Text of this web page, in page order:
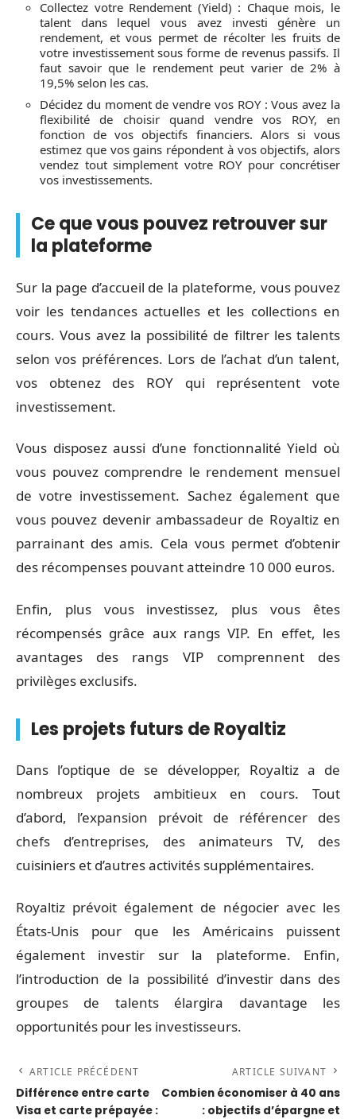
Collectez votre Rendement (Yield) : Chaque mois, le
talent dans lequel vous avez investi génère un
rendement, et vous permet de récolter les fruits de
votre investissement sous forme de revenus passifs. Il
faut savoir que le rendement peut varier de 2% à
19,5% selon les cas.
Décidez du moment de vendre vos ROY : Vous avez la
flexibilité de choisir quand vendre vos ROY, en
fonction de vos objectifs financiers. Alors si vous
estimez que vos gains répondent à vos objectifs, alors
vendez tout simplement votre ROY pour concrétiser
vos investissements.
Ce que vous pouvez retrouver sur
la plateforme
Sur la page d’accueil de la plateforme, vous pouvez
voir les tendances actuelles et les collections en
cours. Vous avez la possibilité de filtrer les talents
selon vos préférences. Lors de l’achat d’un talent,
vos obtenez des ROY qui représentent vote
investissement.
Vous disposez aussi d’une fonctionnalité Yield où
vous pouvez comprendre le rendement mensuel
de votre investissement. Sachez également que
vous pouvez devenir ambassadeur de Royaltiz en
parrainant des amis. Cela vous permet d’obtenir
des récompenses pouvant atteindre 10 000 euros.
Enfin, plus vous investissez, plus vous êtes
récompensés grâce aux rangs VIP. En effet, les
avantages des rangs VIP comprennent des
privilèges exclusifs.
Les projets futurs de Royaltiz
Dans l’optique de se développer, Royaltiz a de
nombreux projets ambitieux en cours. Tout
d’abord, l’expansion prévoit de référencer des
chefs d’entreprises, des animateurs TV, des
cuisiniers et d’autres activités supplémentaires.
Royaltiz prévoit également de négocier avec les
États-Unis pour que les Américains puissent
également investir sur la plateforme. Enfin,
l’introduction de la possibilité d’investir dans des
groupes de talents élargira davantage les
opportunités pour les investisseurs.
ARTICLE PRÉCÉDENT
Différence entre carte
Visa et carte prépayée :
ARTICLE SUIVANT
Combien économiser à 40 ans
: objectifs d’épargne et